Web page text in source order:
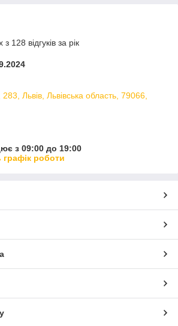
128 відгуків за рік
Львів, Львівська область, 79066,
з 09:00 до 19:00
графік роботи